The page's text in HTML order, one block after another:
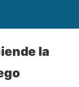
la